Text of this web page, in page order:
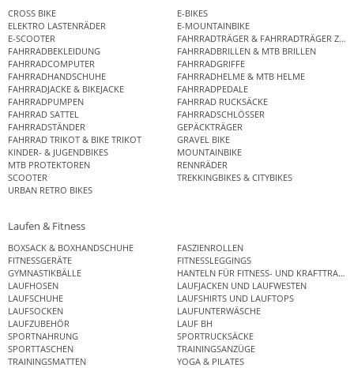
CROSS BIKE
E-BIKES
ELEKTRO LASTENRÄDER
E-MOUNTAINBIKE
E-SCOOTER
FAHRRADTRÄGER & FAHRRADTRÄGER
FAHRRADBEKLEIDUNG
FAHRRADBRILLEN & MTB BRILLEN
FAHRRADCOMPUTER
FAHRRADGRIFFE
FAHRRADHANDSCHUHE
FAHRRADHELME & MTB HELME
FAHRRADJACKE & BIKEJACKE
FAHRRADPEDALE
FAHRRADPUMPEN
FAHRRAD RUCKSÄCKE
FAHRRAD SATTEL
FAHRRADSCHLÖSSER
FAHRRADSTÄNDER
GEPÄCKTRÄGER
FAHRRAD TRIKOT & BIKE TRIKOT
GRAVEL BIKE
KINDER- & JUGENDBIKES
MOUNTAINBIKE
MTB PROTEKTOREN
RENNRÄDER
SCOOTER
TREKKINGBIKES & CITYBIKES
URBAN RETRO BIKES
Laufen & Fitness
BOXSACK & BOXHANDSCHUHE
FASZIENROLLEN
FITNESSGERÄTE
FITNESSLEGGINGS
GYMNASTIKBÄLLE
HANTELN FÜR FITNESS- UND
LAUFHOSEN
LAUFJACKEN UND LAUFWESTEN
LAUFSCHUHE
LAUFSHIRTS UND LAUFTOPS
LAUFSOCKEN
LAUFUNTERWÄSCHE
LAUFZUBEHÖR
LAUF BH
SPORTNAHRUNG
SPORTRUCKSÄCKE
SPORTTASCHEN
TRAININGSANZÜGE
TRAININGSMATTEN
YOGA & PILATES